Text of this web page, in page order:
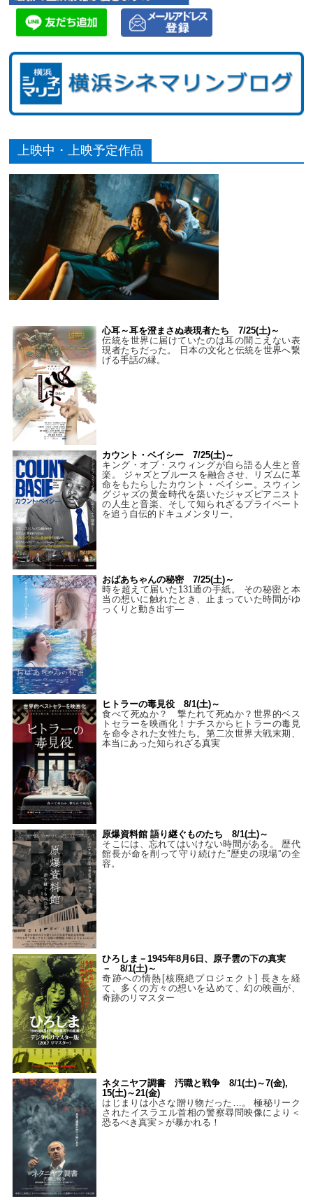
上映中・上映予定作品
心耳～耳を澄まさぬ表現者たち 7/25(土)～
伝統を世界に届けていたのは耳の聞こえない表
現者たちだった。 日本の文化と伝統を世界へ繋
げる手話の縁。
カウント・ベイシー 7/25(土)～
キング・オブ・スウィングが自ら語る人生と音
楽。 ジャズとブルースを融合させ、リズムに革
命をもたらしたカウント・ベイシー。スウィン
グジャズの黄金時代を築いたジャズピアニスト
の人生と音楽、そして知られざるプライベート
を追う自伝的ドキュメンタリー。
おばあちゃんの秘密 7/25(土)～
時を超えて届いた131通の手紙。 その秘密と本
当の想いに触れたとき、止まっていた時間がゆ
っくりと動き出す―
ヒトラーの毒見役 8/1(土)～
食べて死ぬか？ 撃たれて死ぬか？世界的ベス
トセラーを映画化！ナチスからヒトラーの毒見
を命令された女性たち。第二次世界大戦末期、
本当にあった知られざる真実
原爆資料館 語り継ぐものたち 8/1(土)～
そこには、忘れてはいけない時間がある。 歴代
館長が命を削って守り続けた”歴史の現場”の全
容。
ひろしま－1945年8月6日、原子雲の下の真実
－ 8/1(土)～
奇跡への情熱[核廃絶プロジェクト] 長きを経
て、多くの方々の想いを込めて、幻の映画が、
奇跡のリマスター
ネタニヤフ調書 汚職と戦争 8/1(土)～7(金),
15(土)～21(金)
はじまりは小さな贈り物だった…。 極秘リーク
されたイスラエル首相の警察尋問映像により＜
恐るべき真実＞が暴かれる！